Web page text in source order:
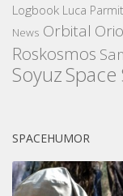
Logbook Luca
News Orbital
Roskosmos
Soyuz
SPACEHUMOR